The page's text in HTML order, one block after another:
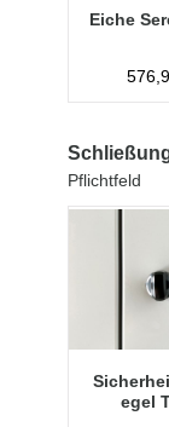
Eiche
Pflichtfeld
egel